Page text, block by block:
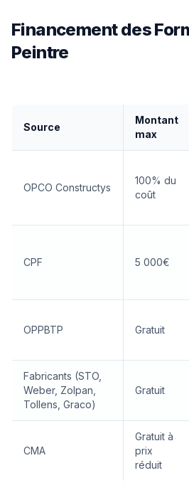
Financement des
Peintre
Source
Montant
max
OPCO Constructys
100% du
coût
CPF 5 000€
OPPBTP Gratuit
Fabricants (STO,
Weber, Zolpan,
Tollens, Graco)
Gratuit
CMA
Gratuit à
prix
réduit